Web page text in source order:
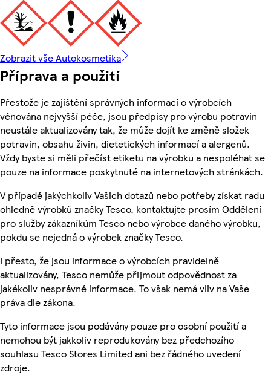
Zobrazit vše Autokosmetika
Příprava a použití
Přestože je zajištění správných informací o výrobcích
věnována nejvyšší péče, jsou předpisy pro výrobu potravin
neustále aktualizovány tak, že může dojít ke změně složek
potravin, obsahu živin, dietetických informací a alergenů.
Vždy byste si měli přečíst etiketu na výrobku a nespoléhat se
pouze na informace poskytnuté na internetových stránkách.
V případě jakýchkoliv Vašich dotazů nebo potřeby získat radu
ohledně výrobků značky Tesco, kontaktujte prosím Oddělení
pro služby zákazníkům Tesco nebo výrobce daného výrobku,
pokdu se nejedná o výrobek značky Tesco.
I přesto, že jsou informace o výrobcích pravidelně
aktualizovány, Tesco nemůže přijmout odpovědnost za
jakékoliv nesprávné informace. To však nemá vliv na Vaše
práva dle zákona.
Tyto informace jsou podávány pouze pro osobní použití a
nemohou být jakkoliv reprodukovány bez předchozího
souhlasu Tesco Stores Limited ani bez řádného uvedení
zdroje.